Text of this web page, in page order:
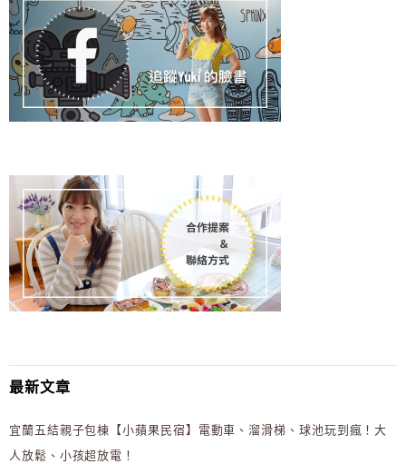
最新文章
宜蘭五結親子包棟【小蘋果民宿】電動車、溜滑梯、球池玩到瘋！大
人放鬆、小孩超放電！